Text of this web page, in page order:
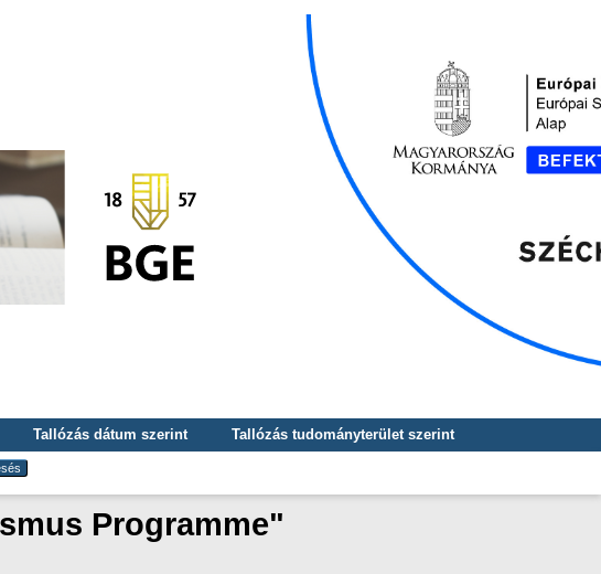
Tallózás dátum szerint
Tallózás tudományterület szerint
Programme"